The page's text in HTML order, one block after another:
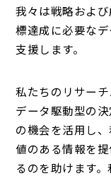
我々は戦略およ
標達成に必要な
支援します。
私たちのリサー
データ駆動型の
の機会を活用し
値のある情報を
るのを助けます